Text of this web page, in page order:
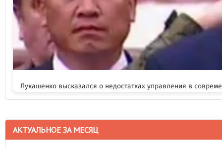
Лукашенко высказался о недостатках управления в
АКТУАЛЬНОЕ ЗА МЕСЯЦ